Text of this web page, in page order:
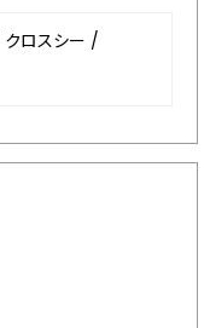
クロスシー /